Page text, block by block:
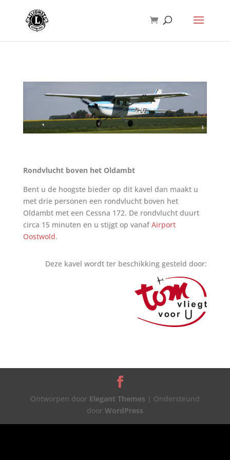
Rondvlucht boven het Oldambt
Bent u de hoogste bieder op dit kavel dan maakt u
met drie personen een rondvlucht boven het
Oldambt met een Cessna 172. De rondvlucht duurt
circa 15 minuten en u stijgt op vanafAirport
Oostwold.
Deze kavel wordt ter beschikking gesteld door:
Ontworpen door Elegant Themes | Ondersteund
door WordPress